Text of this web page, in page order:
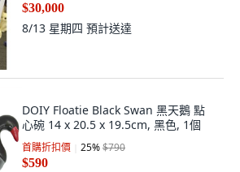
$30,000
8/13 星期四 預計送達
DOIY Floatie Black Swan 黑天鵝 點
心碗 14 x 20.5 x 19.5cm, 黑色, 1個
首購折扣價 25%$790
$590